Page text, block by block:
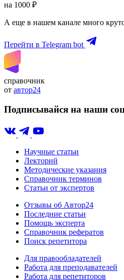
на 1000 ₽
А еще в нашем канале много
Перейти в Telegram bot
справочник
от автор24
Подписывайся на наши
Научные статьи
Лекторий
Методические указания
Справочник терминов
Статьи от экспертов
Отзывы об Автор24
Последние статьи
Помощь эксперта
Справочник рефератов
Поиск репетитора
Для правообладателей
Работа для преподавателей
Работа для репетиторов